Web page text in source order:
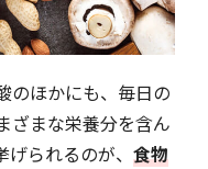
のほかにも、毎日の
ざまな栄養分を含ん
られるのが、 食物